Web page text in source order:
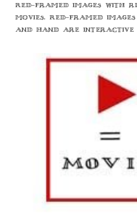
Red-framed images with
movies. Red-framed
and hand are interactive